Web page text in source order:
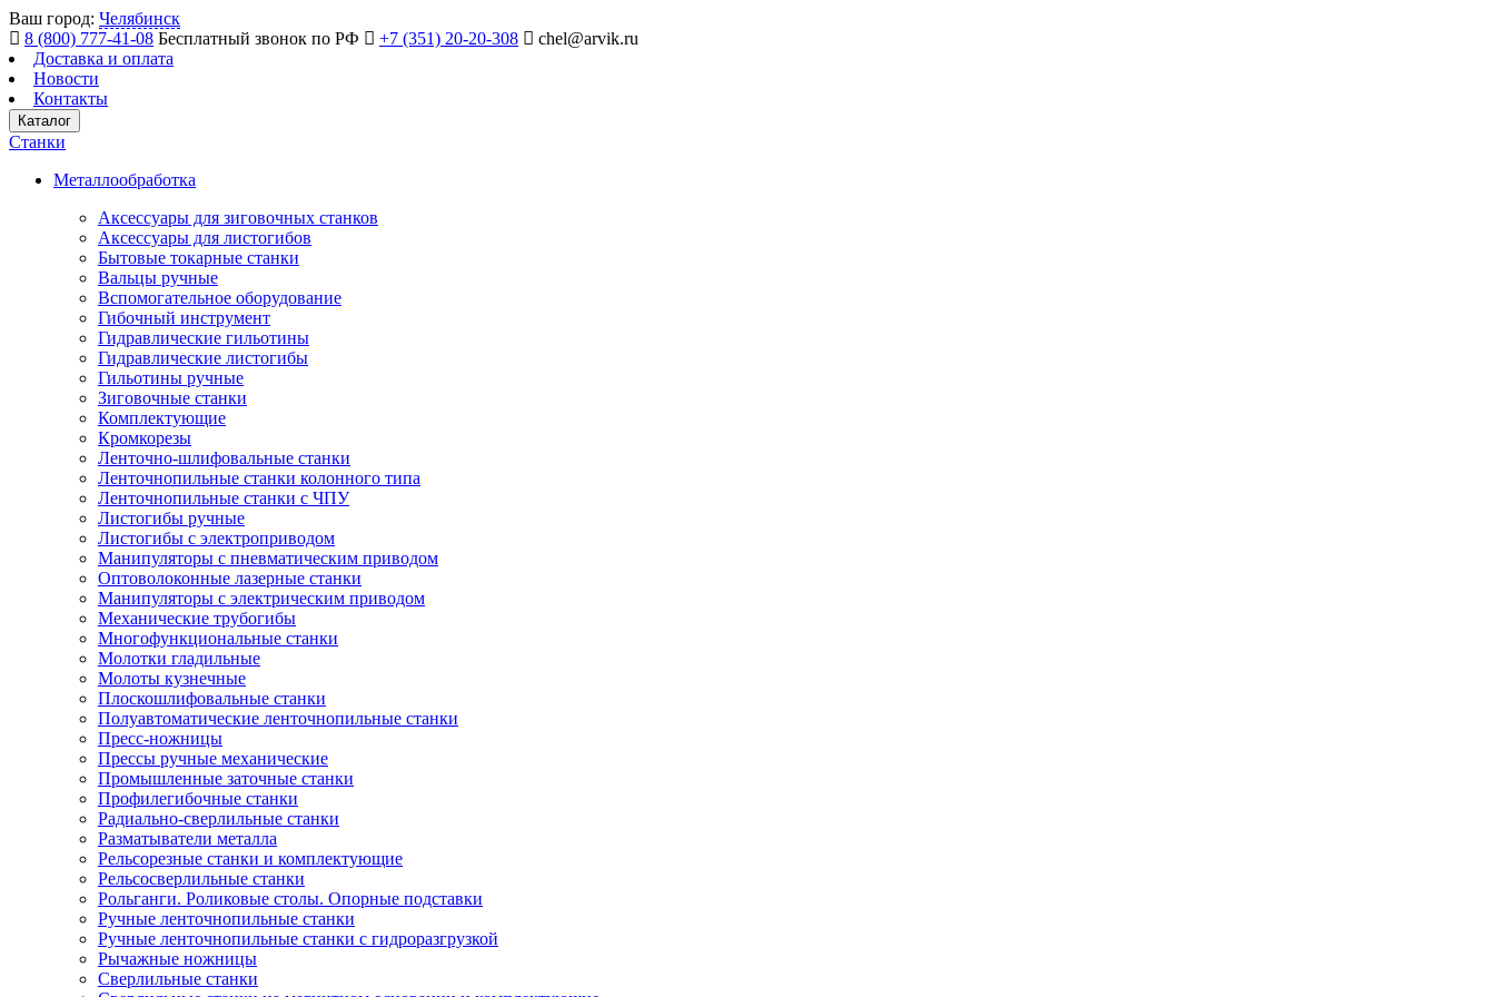
Ваш город: Челябинск
8 (800) 777-41-08 Бесплатный звонок по РФ +7 (351) 20-20-308
chel@arvik.ru
Доставка и оплата
Новости
Контакты
Каталог
Станки
Металлообработка
Аксессуары для зиговочных станков
Аксессуары для листогибов
Бытовые токарные станки
Вальцы ручные
Вспомогательное оборудование
Гибочный инструмент
Гидравлические гильотины
Гидравлические листогибы
Гильотины ручные
Зиговочные станки
Комплектующие
Кромкорезы
Ленточно-шлифовальные станки
Ленточнопильные станки колонного типа
Ленточнопильные станки с ЧПУ
Листогибы ручные
Листогибы с электроприводом
Манипуляторы с пневматическим приводом
Оптоволоконные лазерные станки
Манипуляторы с электрическим приводом
Механические трубогибы
Многофункциональные станки
Молотки гладильные
Молоты кузнечные
Плоскошлифовальные станки
Полуавтоматические ленточнопильные станки
Пресс-ножницы
Прессы ручные механические
Промышленные заточные станки
Профилегибочные станки
Радиально-сверлильные станки
Разматыватели металла
Рельсорезные станки и комплектующие
Рельсосверлильные станки
Рольганги. Роликовые столы. Опорные подставки
Ручные ленточнопильные станки
Ручные ленточнопильные станки с гидроразгрузкой
Рычажные ножницы
Сверлильные станки